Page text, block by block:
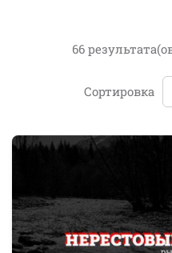
66
Сортировка